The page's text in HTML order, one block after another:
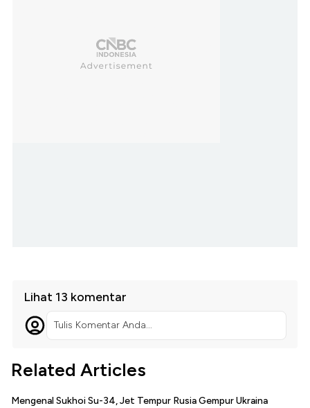
Lihat 13 komentar
Tulis Komentar Anda...
Related Articles
Mengenal Sukhoi Su-34, Jet Tempur Rusia Gempur Ukraina